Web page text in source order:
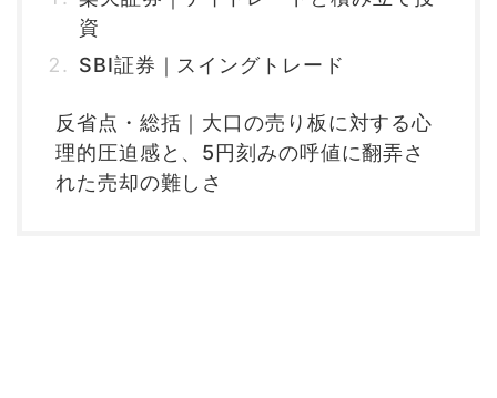
資
SBI証券｜スイングトレード
反省点・総括｜大口の売り板に対する心
理的圧迫感と、5円刻みの呼値に翻弄さ
れた売却の難しさ